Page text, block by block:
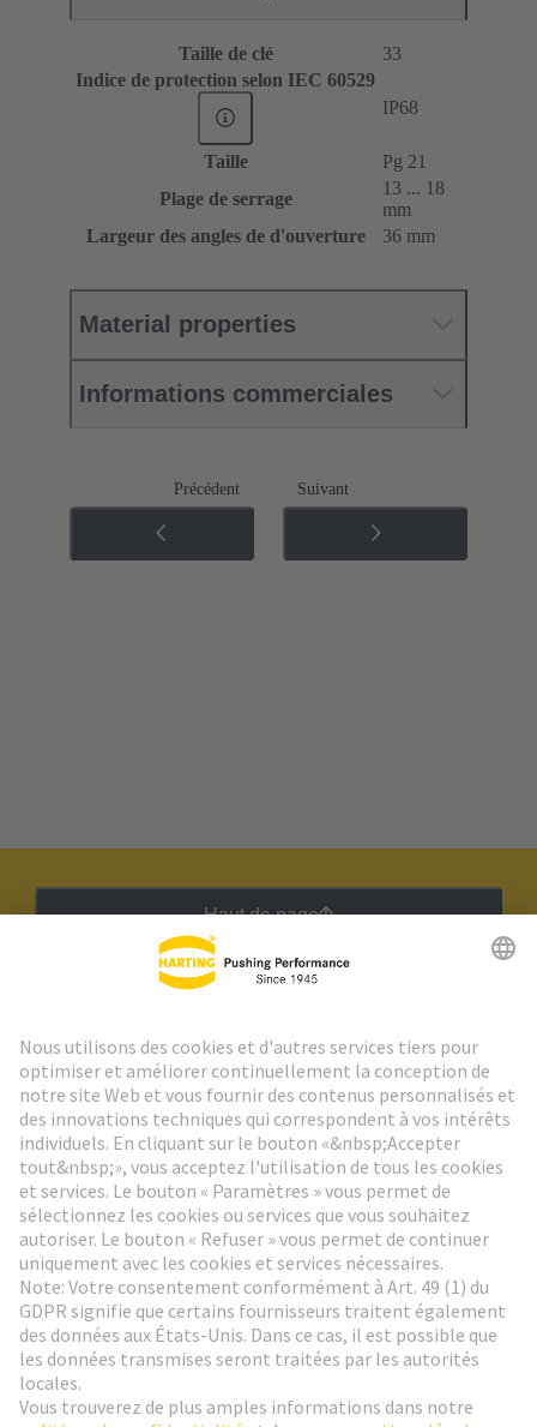
Taille de clé
33
Indice de protection selon IEC 60529
IP68
Taille
Pg 21
Plage de serrage
13 ... 18
mm
Largeur des angles de d'ouverture
36 mm
Material properties
Informations commerciales
Précédent Suivant
Haut de page
Aller à l'inscription
Social Media
Suisse